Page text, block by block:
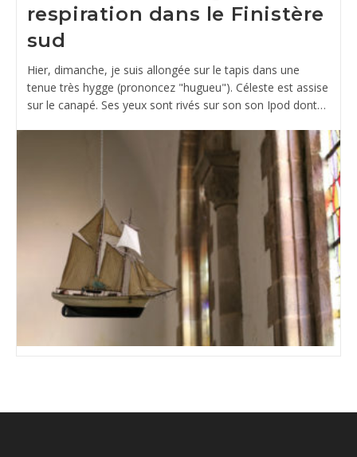
respiration dans le Finistère
sud
Hier, dimanche, je suis allongée sur le tapis dans une
tenue très hygge (prononcez "hugueu"). Céleste est assise
sur le canapé. Ses yeux sont rivés sur son son Ipod dont…